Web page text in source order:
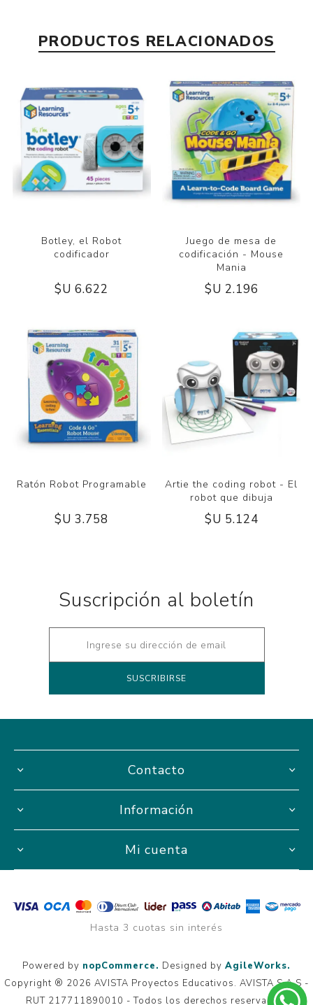
PRODUCTOS RELACIONADOS
Botley, el Robot
codificador
$U 6.622
Juego de mesa de
codificación - Mouse
Mania
$U 2.196
Ratón Robot Programable
$U 3.758
Artie the coding robot - El
robot que dibuja
$U 5.124
Suscripción al boletín
Contacto
Información
Mi cuenta
Hasta 3 cuotas sin interés
Powered by nopCommerce. Designed by AgileWorks.
Copyright ® 2026 AVISTA Proyectos Educativos. AVISTA S.A.S -
RUT 217711890010 - Todos los derechos reservados.